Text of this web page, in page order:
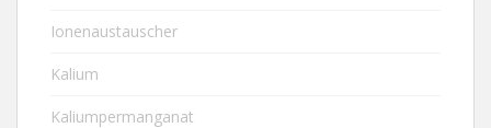
Ionenaustauscher
Kalium
Kaliumpermanganat